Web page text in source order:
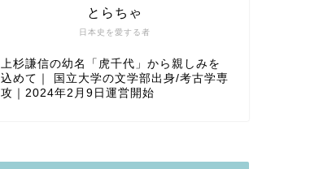
日本史を愛する者
とらちゃ
上杉謙信の幼名「虎千代」から親しみを
込めて｜ 国立大学の文学部出身/考古学専
攻｜2024年2月9日運営開始